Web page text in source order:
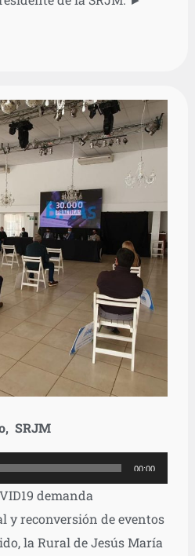
SRJM
00:00
demanda
y reconversión de eventos
la Rural de Jesús María